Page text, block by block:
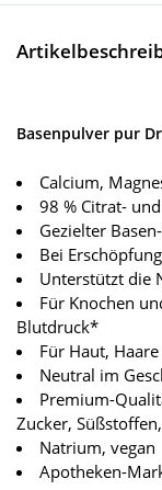
Basenpulver pur
Calcium,
98 % Citrat-
Gezielter
Bei
Unterstützt die
Für Knochen
Blutdruck*
Für Haut,
Neutral im
Premium-
Zucker, Süßstoffen,
Natrium, vegan
Apotheken-